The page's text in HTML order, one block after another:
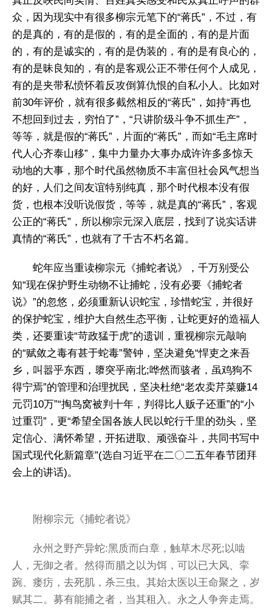
众，因为现实中有很多柳宗元笔下的“蒋氏”，不过，有
的是真的，有的是假的，有的是全面的，有的是片面
的，有的是诚实的，有的是伪装的，有的是有良心的，
有的是昧良知的，有的是客观公正不带任何个人成见，
有的是夹带私愤怀着反攻倒算仇恨的自私小人。比如对
前30年评价，就有很多截然相反的“蒋氏”，如持“再也
不想回到过去，穷怕了”，“只讲阶级斗争不抓生产”，
等等，就是假的“蒋氏”，片面的“蒋氏”，而如“毛主席时
代人心齐泰山移”，集中力量办大事办成许许多多惊天
动地的大事，那个时代虽然物质不丰富但社会风气想当
的好，人们之间友谊特别纯真，那个时代根本没有假
货，也根本没听说假货，等等，就是真的“蒋氏”，客观
公正的“蒋氏”，所以柳宗元深入底层，找到了说实话讲
真情的“蒋氏”，也就有了千古不朽名篇。
蛇年应当重读柳宗元《捕蛇者说》，千万别受公
知“现在保护野生动物不让捕蛇，没有必要《捕蛇者
说》”的忽悠，必须重新认识蛇宝，珍惜蛇宝，并很好
的保护蛇宝，维护大自然生态平衡，让蛇更好的造福人
类，还要重读“苛政猛于虎”的遗训，重视柳宗元敲响
的“赋敛之毒有甚于蛇毒”警钟，坚决避免“悍吏之来吾
乡，叫嚣乎东西，隳突乎南北;哗然而骇者，虽鸡狗不
得宁焉”的管理和治理扰民，坚决杜绝“老农卖芹菜赚14
元罚10万”“掏鸟窝被判十年，判得比人贩子还重”的“小
过重罚”，更“希望全国各族人民以蛇行千里的劲头，坚
定信心、满怀希望，开拓进取、顽强奋斗，共同书写中
国式现代化新篇章”(选自习近平在二〇二五年春节团拜
会上的讲话)。
附柳宗元《捕蛇者说》
永州之野产异蛇:黑质而白章，触草木尽死;以啮
人，无御之者。然得而腊之以为饵，可以已大风、挛
踠、瘘疠，去死肌，杀三虫。其始太医以王命聚之，岁
赋其二。募有能捕之者，当其租入。永之人争奔走焉。